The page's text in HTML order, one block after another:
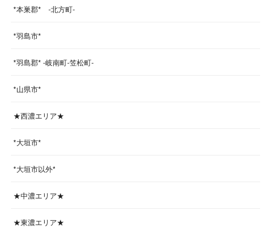
*本巣郡* -北方町-
*羽島市*
*羽島郡* -岐南町-笠松町-
*山県市*
★西濃エリア★
*大垣市*
*大垣市以外*
★中濃エリア★
★東濃エリア★